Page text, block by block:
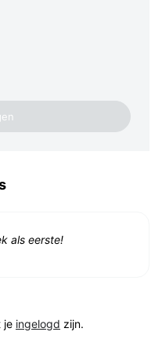
als eerste!
je ingelogd zijn.